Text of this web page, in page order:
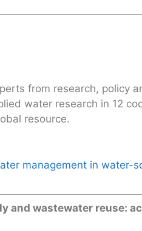
from research, policy
water research in 12
resource.
management in water-
and wastewater reuse: